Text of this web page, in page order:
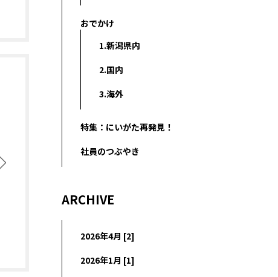
おでかけ
1.新潟県内
2.国内
3.海外
特集：にいがた再発見！
社員のつぶやき
ARCHIVE
2026年4月 [2]
2026年1月 [1]